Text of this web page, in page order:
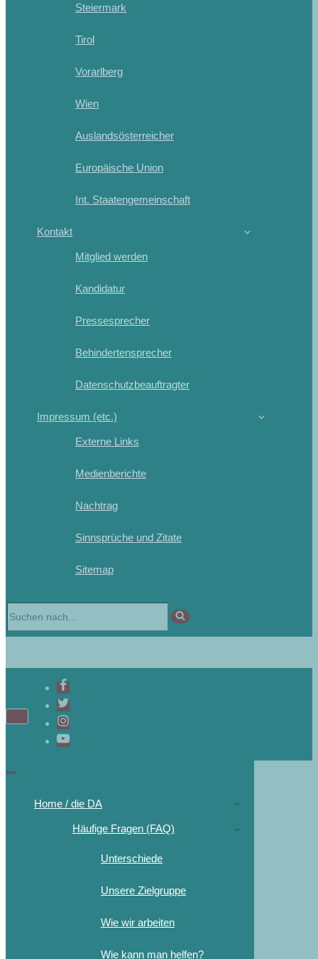
Steiermark
Tirol
Vorarlberg
Wien
Auslandsösterreicher
Europäische Union
Int. Staatengemeinschaft
Kontakt
Mitglied werden
Kandidatur
Pressesprecher
Behindertensprecher
Datenschutzbeauftragter
Impressum (etc.)
Externe Links
Medienberichte
Nachtrag
Sinnsprüche und Zitate
Sitemap
Home / die DA
Häufige Fragen (FAQ)
Unterschiede
Unsere Zielgruppe
Wie wir arbeiten
Wie kann man helfen?